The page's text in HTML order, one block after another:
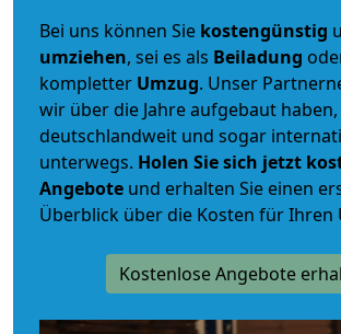
Bei uns können Sie kostengünstig
umziehen, sei es als Beiladung
kompletter Umzug. Unser
wir über die Jahre aufgebaut
deutschlandweit und sogar
unterwegs. Holen Sie sich jetzt
Angebote und erhalten Sie einen
Überblick über die Kosten für Ihren
Kostenlose Angebote